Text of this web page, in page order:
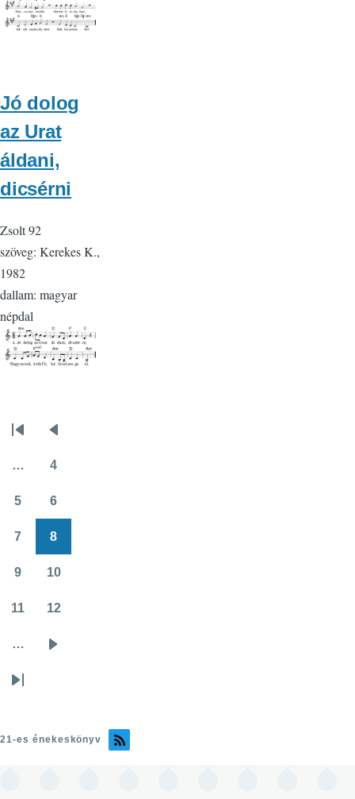
Jó dolog
az Urat
áldani,
dicsérni
Zsolt 92
szöveg: Kerekes K.,
1982
dallam: magyar
népdal
Oldalszámozás
Első
Előző
oldal
… 4
5 6
7 8
9 10
11 12
…
Utolsó
21-es énekeskönyv